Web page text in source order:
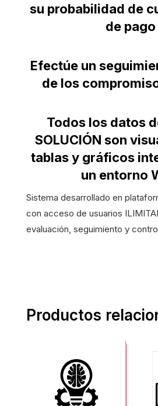
su probabilidad de
de pago
Efectúe un
de los
Todos los datos
SOLUCIÓN son
tablas y gráficos
un entorno
Sistema desarrollado en
con acceso de usuarios
evaluación, seguimiento y
Productos